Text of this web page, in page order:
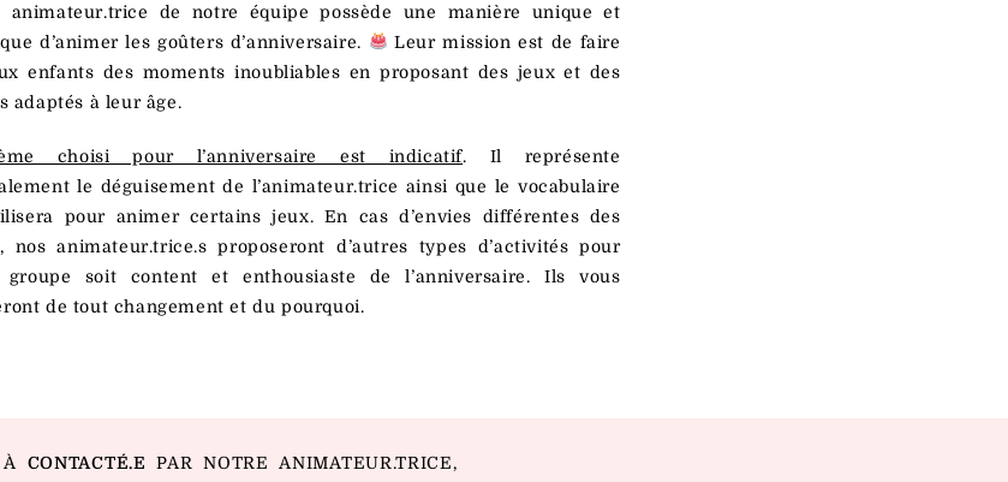
animateur.trice de notre équipe possède une manière unique et
d’animer les goûters d’anniversaire.
Leur mission est de faire
enfants des moments inoubliables en proposant des jeux et des
adaptés à leur âge.
choisi pour l’anniversaire est indicatif. Il représente
le déguisement de l’animateur.trice ainsi que le vocabulaire
pour animer certains jeux. En cas d’envies différentes des
nos animateur.trice.s proposeront d’autres types d’activités pour
soit content et enthousiaste de l’anniversaire. Ils vous
de tout changement et du pourquoi.
À CONTACTÉ.E
PAR NOTRE ANIMATEUR.TRICE,